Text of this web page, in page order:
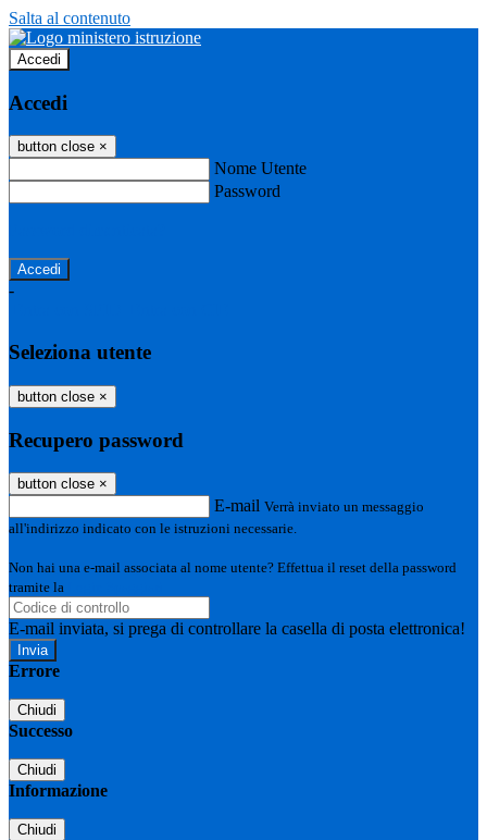
Salta al contenuto
Accedi
Accedi
button close ×
Nome Utente
Password
-
Seleziona utente
button close ×
Recupero password
button close ×
E-mail Verrà inviato un messaggio
all'indirizzo indicato con le istruzioni necessarie.
Non hai una e-mail associata al nome utente? Effettua il reset della password
tramite la
E-mail inviata, si prega di controllare la casella di posta elettronica!
Errore
Chiudi
Successo
Chiudi
Informazione
Chiudi